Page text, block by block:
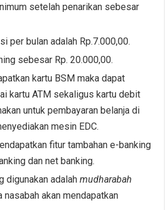
setelah penarikan sebesar
per bulan adalah Rp.7.000,00.
sebesar Rp. 20.000,00.
kartu BSM maka dapat
kartu ATM sekaligus kartu debit
untuk pembayaran belanja di
mesin EDC.
fitur tambahan e-banking
dan net banking.
digunakan adalahmudharabah
nasabah akan mendapatkan